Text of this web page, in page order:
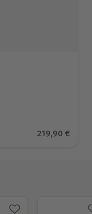
Aktueller
219,90 €